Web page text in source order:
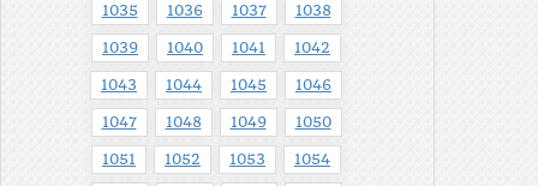
1035 1036 1037 1038
1039 1040 1041 1042
1043 1044 1045 1046
1047 1048 1049 1050
1051 1052 1053 1054